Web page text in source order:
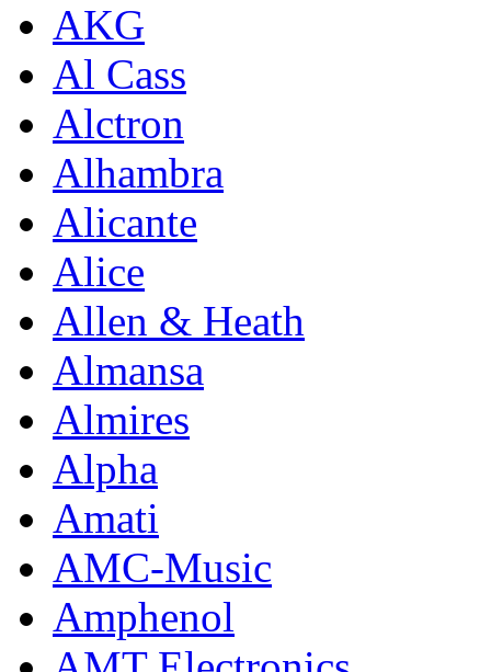
AKG
Al Cass
Alctron
Alhambra
Alicante
Alice
Allen & Heath
Almansa
Almires
Alpha
Amati
AMC-Music
Amphenol